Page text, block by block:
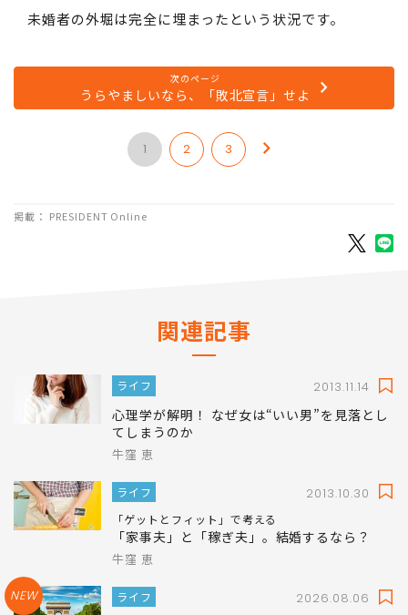
未婚者の外堀は完全に埋まったという状況です。
次のページ
うらやましいなら、「敗北宣言」せよ
1 2 3
掲載： PRESIDENT Online
関連記事
ライフ 2013.11.14
心理学が解明！ なぜ女は“いい男”を見落とし
てしまうのか
牛窪 恵
ライフ 2013.10.30
「ゲットとフィット」で考える
「家事夫」と「稼ぎ夫」。結婚するなら？
牛窪 恵
NEW ライフ 2026.08.06